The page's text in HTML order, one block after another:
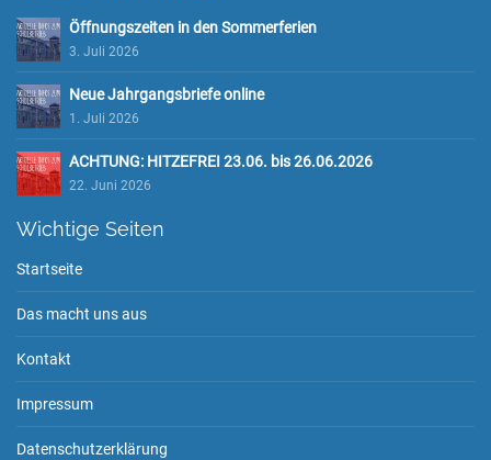
Öffnungszeiten in den Sommerferien
3. Juli 2026
Neue Jahrgangsbriefe online
1. Juli 2026
ACHTUNG: HITZEFREI 23.06. bis 26.06.2026
22. Juni 2026
Wichtige Seiten
Startseite
Das macht uns aus
Kontakt
Impressum
Datenschutzerklärung